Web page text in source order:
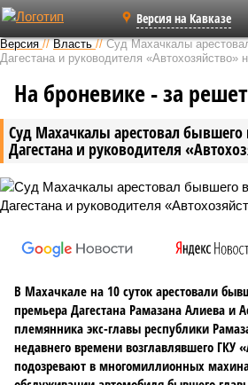
Версия на Кавказе
Версия //Власть //Суд Махачкалы
Дагестана и руководителя «Автохозяйство»
Суд Махачкалы арестовал
Дагестана и руководителя
На броневике - за
В Махачкале на 10 суток арестовали
премьера Дагестана Рамазана Алиева и
племянника экс-главы республики
недавнего времени возглавлявшего ГКУ
подозревают в многомиллионных